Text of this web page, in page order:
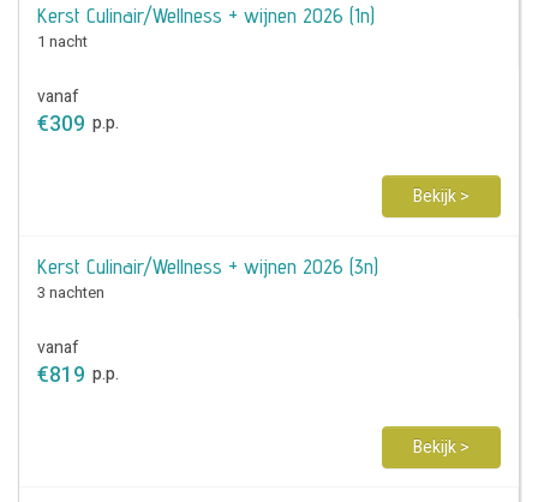
Kerst Culinair/Wellness + wijnen 2026 (1n)
1 nacht
vanaf
€309 p.p.
Bekijk >
Kerst Culinair/Wellness + wijnen 2026 (3n)
3 nachten
vanaf
€819 p.p.
Bekijk >